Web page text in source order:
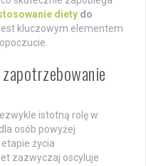
diety do
jest kluczowym elementem
istotną rolę w
osób powyżej
życia
zazwyczaj oscyluje